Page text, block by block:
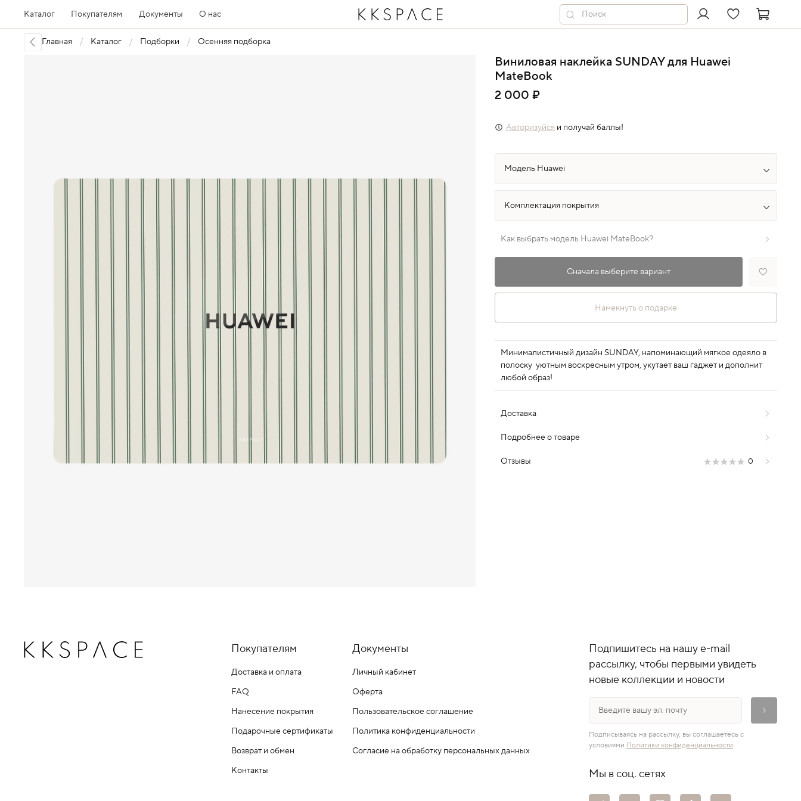
Каталог Покупателям Документы О нас
Главная Каталог Подборки Осенняя подборка
Виниловая наклейка SUNDAY для Huawei
MateBook
2 000 ₽
Авторизуйся и получай баллы!
Сначала выберите вариант
Как выбрать модель Huawei MateBook?
Намекнуть о подарке
Минималистичный дизайн SUNDAY, напоминающий мягкое одеяло в
полоску уютным воскресным утром, укутает ваш гаджет и дополнит
любой образ!
Доставка
Подробнее о товаре
Отзывы 0
Покупателям
Доставка и оплата
FAQ
Нанесение покрытия
Подарочные сертификаты
Возврат и обмен
Контакты
Документы
Личный кабинет
Оферта
Пользовательское соглашение
Политика конфиденциальности
Согласие на обработку персональных данных
Подпишитесь на нашу e-mail
рассылку, чтобы первыми увидеть
новые коллекции и новости
Подписываясь на рассылку, вы соглашаетесь с
условиями Политики конфиденциальности
Мы в соц. сетях